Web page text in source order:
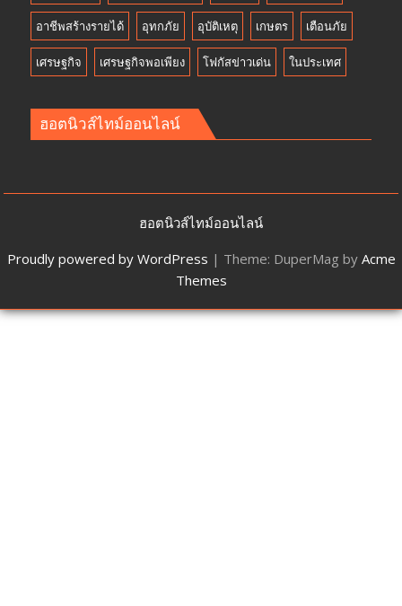
อาชีพสร้างรายได้ อุทกภัย อุบัติเหตุ เกษตร เตือนภัย
เศรษฐกิจ เศรษฐกิจพอเพียง โฟกัสข่าวเด่น ในประเทศ
ฮอตนิวส์ไทม์ออนไลน์
ฮอตนิวส์ไทม์ออนไลน์
Proudly powered by WordPress | Theme: DuperMag by Acme
Themes